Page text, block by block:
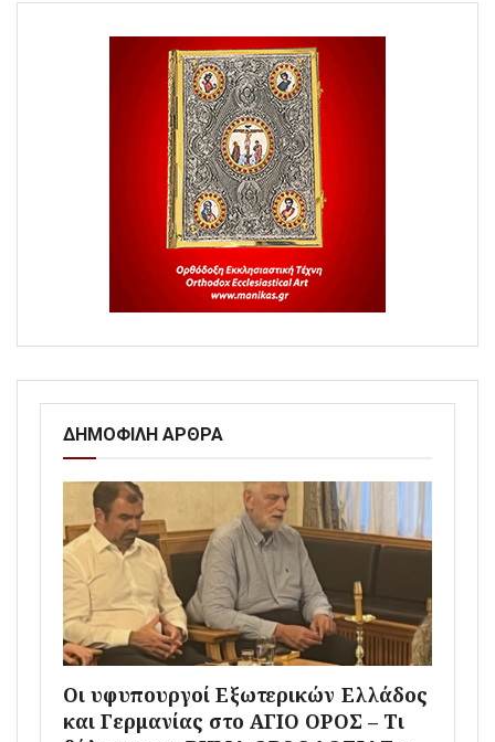
ΔΗΜΟΦΙΛΗ ΑΡΘΡΑ
Οι υφυπουργοί Εξωτερικών Ελλάδος
και Γερμανίας στο ΑΓΙΟ ΟΡΟΣ – Τι